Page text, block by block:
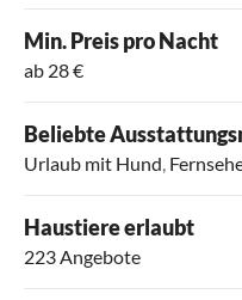
Min. Preis pro Nacht
ab 28 €
Beliebte
Urlaub mit Hund,
Haustiere erlaubt
223 Angebote